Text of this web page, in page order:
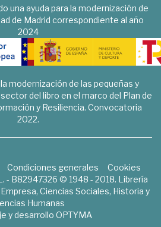
una ayuda para la modernización de
de Madrid correspondiente al año
2024
modernización de las pequeñas y
del libro en el marco del Plan de
y Resiliencia. Convocatoria
2022.
Condiciones generales
Cookies
- B82947326 © 1948 - 2018. Librería
Ciencias Sociales, Historia y
Humanas
y desarrollo OPTYMA